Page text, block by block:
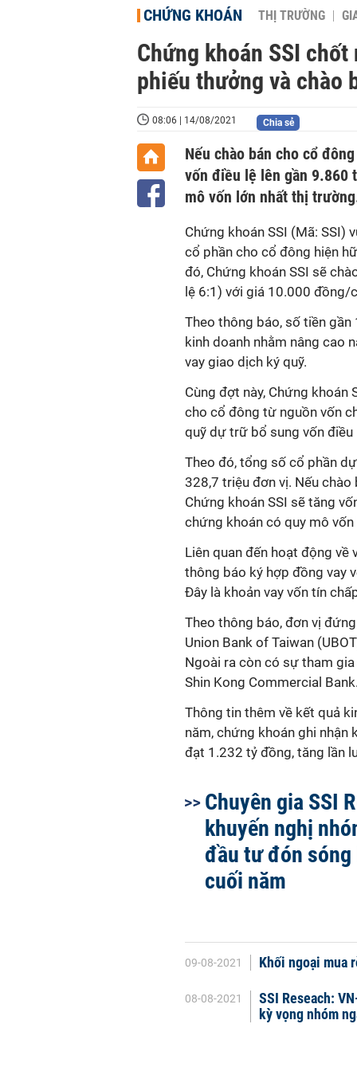
CHỨNG KHOÁN THỊ TRƯỜNG
Chứng khoán SSI
phiếu thưởng và chào
08:06 | 14/08/2021 Chia sẻ
Nếu chào bán cho cổ
vốn điều lệ lên gần 9.860
mô vốn lớn nhất thị
Chứng khoán SSI (Mã: SSI)
cổ phần cho cổ đông hiện
đó, Chứng khoán SSI sẽ
lệ 6:1) với giá 10.000 đồng/
Theo thông báo, số tiền
kinh doanh nhằm nâng cao
vay giao dịch ký quỹ.
Cùng đợt này, Chứng
cho cổ đông từ nguồn vốn
quỹ dự trữ bổ sung vốn điều
Theo đó, tổng số cổ phần
328,7 triệu đơn vị. Nếu
Chứng khoán SSI sẽ tăng
chứng khoán có quy mô
Liên quan đến hoạt động về
thông báo ký hợp đồng vay
Đây là khoản vay vốn tín
Theo thông báo, đơn vị
Union Bank of Taiwan
Ngoài ra còn có sự tham
Shin Kong Commercial
Thông tin thêm về kết quả
năm, chứng khoán ghi nhận
đạt 1.232 tỷ đồng, tăng lần
Chuyên gia SSI
khuyến nghị
đầu tư đón sóng
cuối năm
09-08-2021 Khối ngoại mua
08-08-2021
SSI Reseach:
kỳ vọng nhóm